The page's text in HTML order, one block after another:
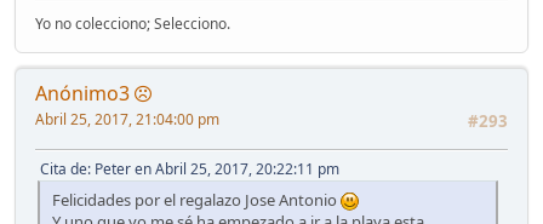
Yo no colecciono; Selecciono.
Anónimo3
#293
Abril 25, 2017, 21:04:00 pm
Cita de: Peter en Abril 25, 2017, 20:22:11 pm
Felicidades por el regalazo Jose Antonio